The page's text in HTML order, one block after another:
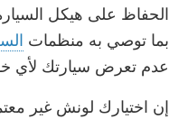
الحفاظ على هيكل
بما توصي به منظمات
عدم تعرض سيارتك لأي
إن اختيارك لونش غير